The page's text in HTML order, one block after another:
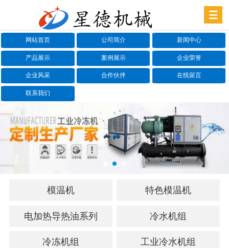
网站首页 公司简介 新闻中心
产品展示 案例展示 企业荣誉
企业风采 合作伙伴 在线留言
联系我们
模温机 特色模温机
电加热导热油系列 冷水机组
冷冻机组 工业冷水机组